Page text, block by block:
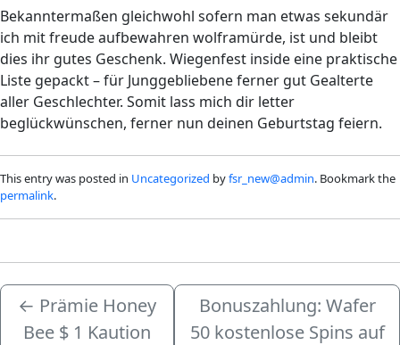
Bekanntermaßen gleichwohl sofern man etwas sekundär
ich mit freude aufbewahren wolframürde, ist und bleibt
dies ihr gutes Geschenk. Wiegenfest inside eine praktische
Liste gepackt – für Junggebliebene ferner gut Gealterte
aller Geschlechter. Somit lass mich dir letter
beglückwünschen, ferner nun deinen Geburtstag feiern.
This entry was posted in Uncategorized byfsr_new@admin. Bookmark the
permalink.
← Prämie Honey
Bee $ 1 Kaution
Bonuszahlung: Wafer
50 kostenlose Spins auf